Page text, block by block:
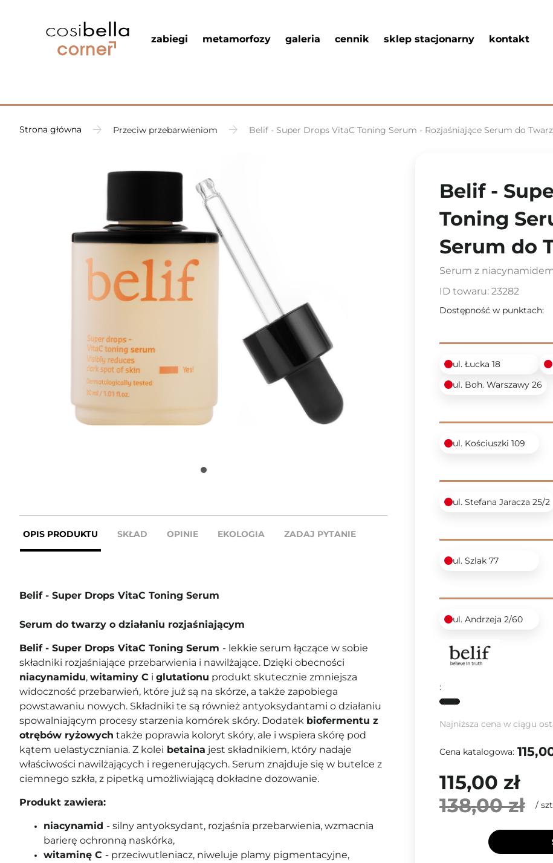
zabiegi metamorfozy galeria cennik sklep stacjonarny kontakt
Strona główna Przeciw przebarwieniom Belif - Super Drops VitaC Toning Serum - Rozjaśniające Serum do
OPIS PRODUKTU SKŁAD OPINIE EKOLOGIA ZADAJ PYTANIE
Belif - Super Drops VitaC Toning Serum
Serum do twarzy o działaniu rozjaśniającym
Belif - Super Drops VitaC Toning Serum - lekkie serum łączące w sobie
składniki rozjaśniające przebarwienia i nawilżające. Dzięki obecności
niacynamidu, witaminy C i glutationu produkt skutecznie zmniejsza
widoczność przebarwień, które już są na skórze, a także zapobiega
powstawaniu nowych. Składniki te są również antyoksydantami o działaniu
spowalniającym procesy starzenia komórek skóry. Dodatek biofermentu z
otrębów ryżowych także poprawia koloryt skóry, ale i wspiera skórę pod
kątem uelastyczniania. Z kolei betaina jest składnikiem, który nadaje
właściwości nawilżających i regenerujących. Serum znajduje się w butelce z
ciemnego szkła, z pipetką umożliwiającą dokładne dozowanie.
Produkt zawiera:
niacynamid - silny antyoksydant, rozjaśnia przebarwienia, wzmacnia
barierę ochronną naskórka,
witaminę C - przeciwutleniacz, niweluje plamy pigmentacyjne,
Belif -
Toning
Serum do
Serum z
ID towaru: 23282
Dostępność w punktach:
ul. Łucka 18
ul. Boh. Warszawy 26
ul. Kościuszki 109
ul. Stefana Jaracza 25/2
ul. Szlak 77
ul. Andrzeja 2/60
:
Najniższa cena w ciągu
Cena katalogowa:
115,00 zł
138,00 zł
/